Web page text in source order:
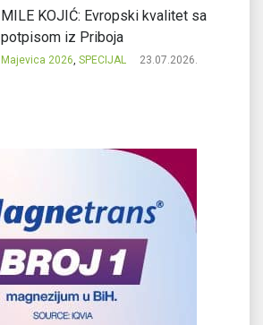
MILE KOJIĆ: Evropski kvalitet sa
potpisom iz Priboja
Majevica 2026, SPECIJAL 23.07.2026.